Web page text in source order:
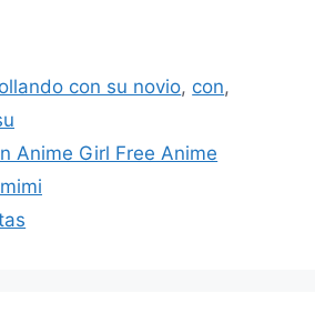
con su novio, con,
Anime Girl Free Anime